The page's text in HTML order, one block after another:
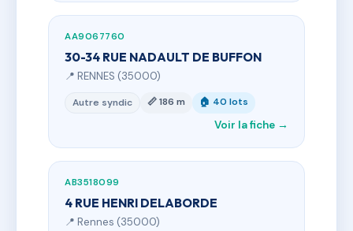
AA9067760
30-34 RUE NADAULT DE BUFFON
📍 RENNES (35000)
Autre syndic 📏 186 m 🏠 40 lots
Voir la fiche →
AB3518099
4 RUE HENRI DELABORDE
📍 Rennes (35000)